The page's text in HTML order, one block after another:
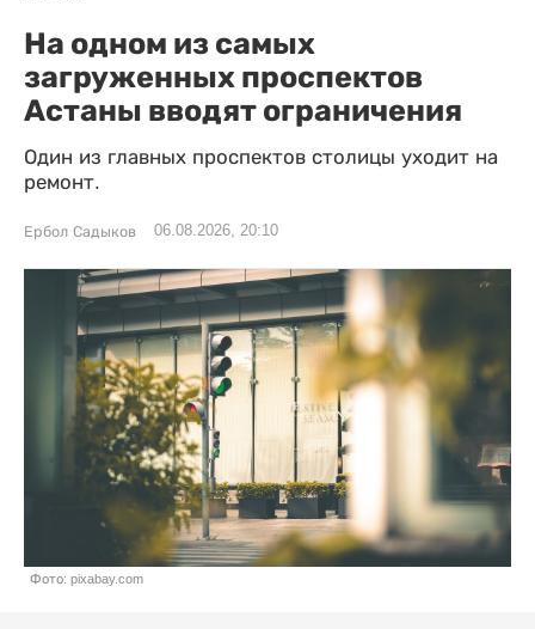
На одном из самых
загруженных проспектов
Астаны вводят ограничения
Один из главных проспектов столицы уходит на
ремонт.
Ербол Садыков 06.08.2026, 20:10
Фото: pixabay.com